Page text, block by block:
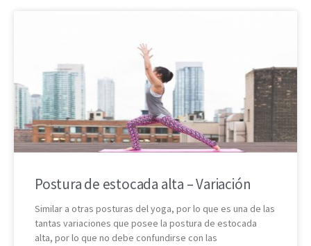
Postura de estocada alta – Variación
Similar a otras posturas del yoga, por lo que es una de las
tantas variaciones que posee la postura de estocada
alta, por lo que no debe confundirse con las